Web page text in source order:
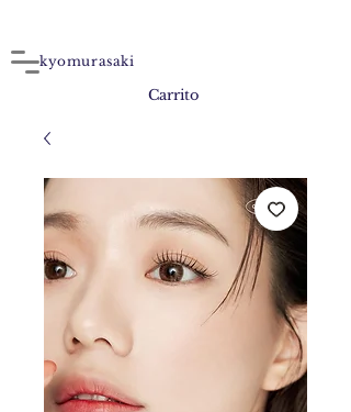
kyomurasaki
Carrito